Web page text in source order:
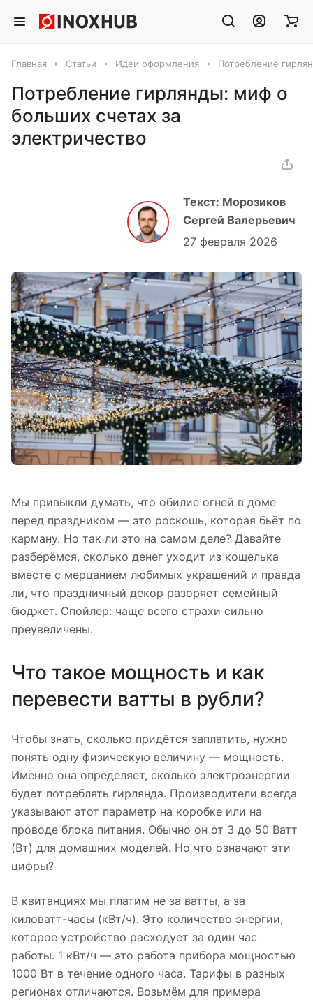
Главная Статьи Идеи оформления Потребление
Потребление гирлянды: миф о
больших счетах за
электричество
Текст: Морозиков
Сергей Валерьевич
27 февраля 2026
Мы привыкли думать, что обилие огней в доме
перед праздником — это роскошь, которая бьёт по
карману. Но так ли это на самом деле? Давайте
разберёмся, сколько денег уходит из кошелька
вместе с мерцанием любимых украшений и правда
ли, что праздничный декор разоряет семейный
бюджет. Спойлер: чаще всего страхи сильно
преувеличены.
Что такое мощность и как
перевести ватты в рубли?
Чтобы знать, сколько придётся заплатить, нужно
понять одну физическую величину — мощность.
Именно она определяет, сколько электроэнергии
будет потреблять гирлянда. Производители всегда
указывают этот параметр на коробке или на
проводе блока питания. Обычно он от 3 до 50 Ватт
(Вт) для домашних моделей. Но что означают эти
цифры?
В квитанциях мы платим не за ватты, а за
киловатт-часы (кВт/ч). Это количество энергии,
которое устройство расходует за один час
работы. 1 кВт/ч — это работа прибора мощностью
1000 Вт в течение одного часа. Тарифы в разных
регионах отличаются. Возьмём для примера